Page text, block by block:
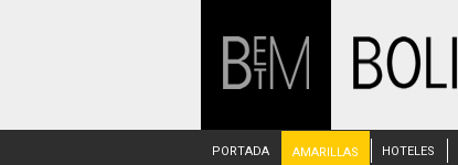
PORTADA AMARILLAS HOTELES